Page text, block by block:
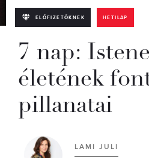
ELŐFIZETŐKNEK HETILAP
7 nap:
életének
pillanatai
LAMI JULI